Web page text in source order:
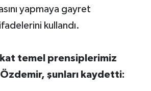
yapmaya gayret
kullandı.
temel prensiplerimiz
şunları kaydetti: